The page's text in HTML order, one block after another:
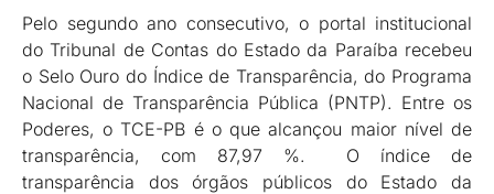
Pelo segundo ano consecutivo, o portal institucional
do Tribunal de Contas do Estado da Paraíba recebeu
o Selo Ouro do Índice de Transparência, do Programa
Nacional de Transparência Pública (PNTP). Entre os
Poderes, o TCE-PB é o que alcançou maior nível de
transparência, com 87,97 %. O índice de
transparência dos órgãos públicos do Estado da